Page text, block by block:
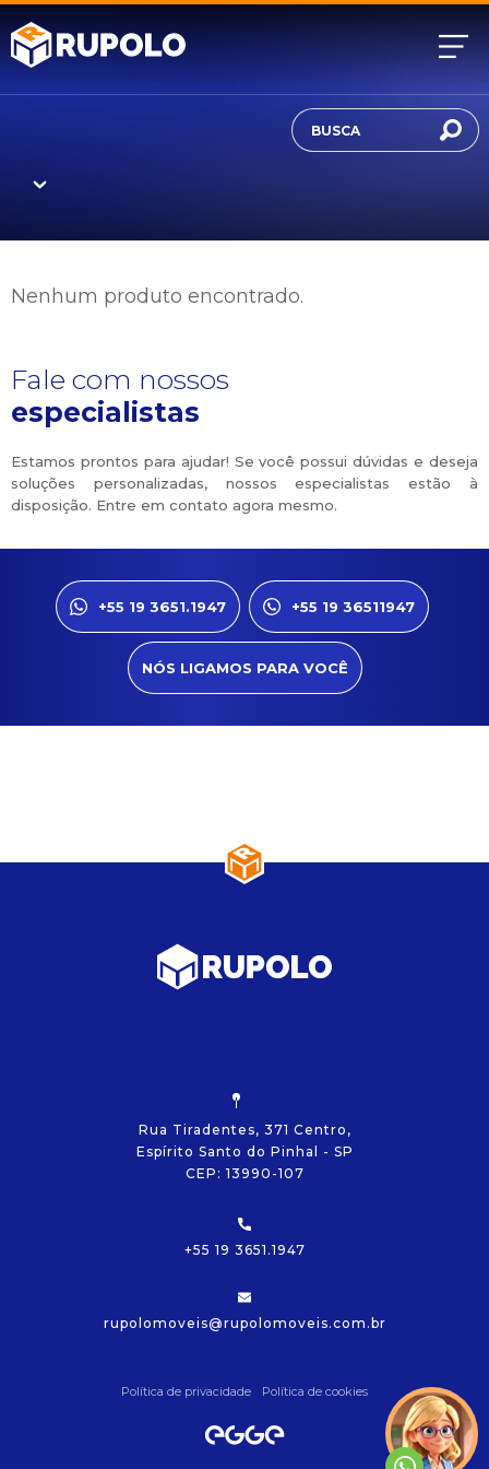
Nenhum produto encontrado.
Fale com nossos
especialistas
Estamos prontos para ajudar! Se você possui dúvidas e deseja
soluções personalizadas, nossos especialistas estão à
disposição. Entre em contato agora mesmo.
+55 19 3651.1947 +55 19 36511947
NÓS LIGAMOS PARA VOCÊ
Precisamos de algumas
Rua Tiradentes, 371 Centro,
Espírito Santo do Pinhal - SP
CEP: 13990-107
+55 19 3651.1947
rupolomoveis@rupolomoveis.com.br
Política de privacidade Política de cookies